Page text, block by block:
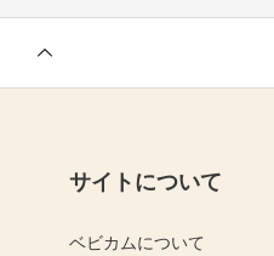
サイトについて
ベビカムについて